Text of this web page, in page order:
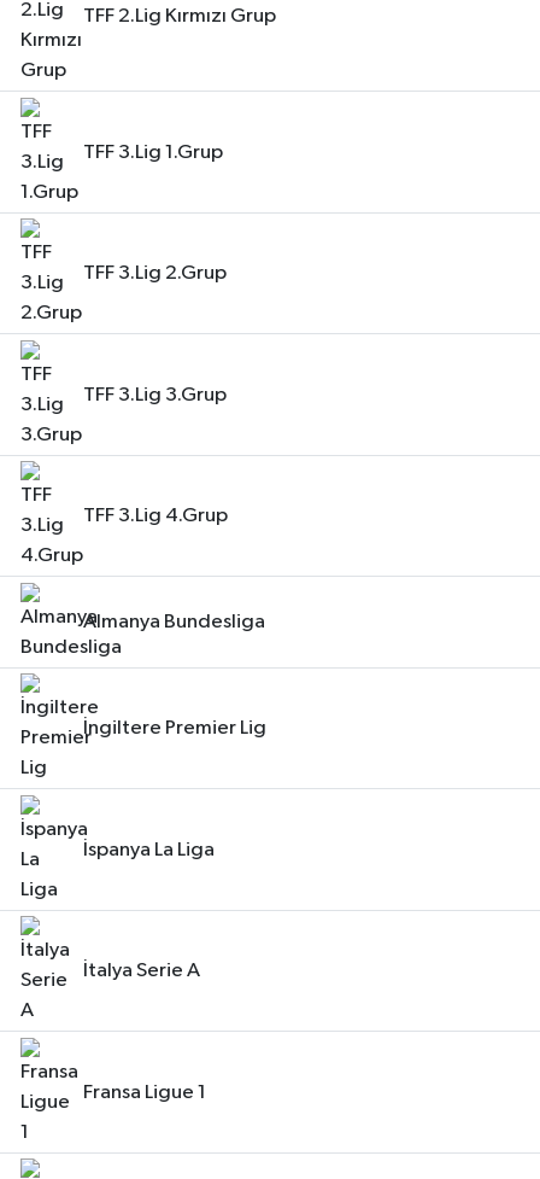
TFF 2.Lig Kırmızı Grup
TFF 3.Lig 1.Grup
TFF 3.Lig 2.Grup
TFF 3.Lig 3.Grup
TFF 3.Lig 4.Grup
Almanya Bundesliga
İngiltere Premier Lig
İspanya La Liga
İtalya Serie A
Fransa Ligue 1